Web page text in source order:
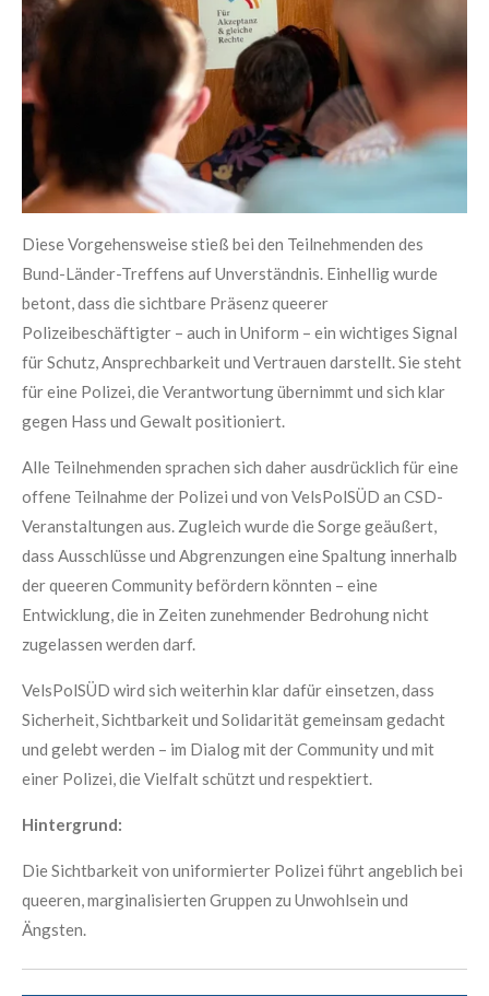
Diese Vorgehensweise stieß bei den Teilnehmenden des
Bund-Länder-Treffens auf Unverständnis. Einhellig wurde
betont, dass die sichtbare Präsenz queerer
Polizeibeschäftigter – auch in Uniform – ein wichtiges Signal
für Schutz, Ansprechbarkeit und Vertrauen darstellt. Sie steht
für eine Polizei, die Verantwortung übernimmt und sich klar
gegen Hass und Gewalt positioniert.
Alle Teilnehmenden sprachen sich daher ausdrücklich für eine
offene Teilnahme der Polizei und von VelsPolSÜD an CSD-
Veranstaltungen aus. Zugleich wurde die Sorge geäußert,
dass Ausschlüsse und Abgrenzungen eine Spaltung innerhalb
der queeren Community befördern könnten – eine
Entwicklung, die in Zeiten zunehmender Bedrohung nicht
zugelassen werden darf.
VelsPolSÜD wird sich weiterhin klar dafür einsetzen, dass
Sicherheit, Sichtbarkeit und Solidarität gemeinsam gedacht
und gelebt werden – im Dialog mit der Community und mit
einer Polizei, die Vielfalt schützt und respektiert.
Hintergrund:
Die Sichtbarkeit von uniformierter Polizei führt angeblich bei
queeren, marginalisierten Gruppen zu Unwohlsein und
Ängsten.